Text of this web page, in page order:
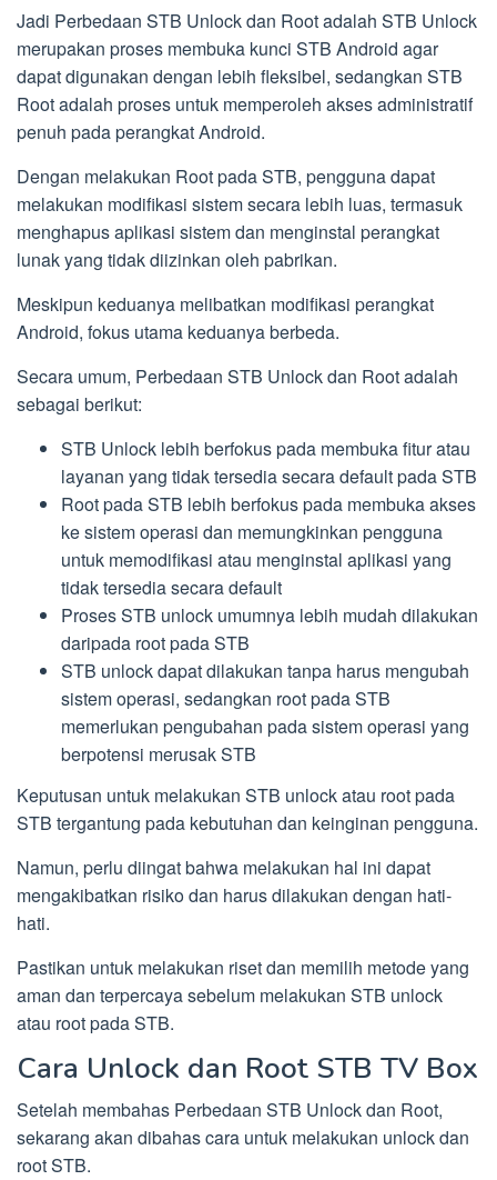
Jadi Perbedaan STB Unlock dan Root adalah STB Unlock
merupakan proses membuka kunci STB Android agar
dapat digunakan dengan lebih fleksibel, sedangkan STB
Root adalah proses untuk memperoleh akses administratif
penuh pada perangkat Android.
Dengan melakukan Root pada STB, pengguna dapat
melakukan modifikasi sistem secara lebih luas, termasuk
menghapus aplikasi sistem dan menginstal perangkat
lunak yang tidak diizinkan oleh pabrikan.
Meskipun keduanya melibatkan modifikasi perangkat
Android, fokus utama keduanya berbeda.
Secara umum, Perbedaan STB Unlock dan Root adalah
sebagai berikut:
STB Unlock lebih berfokus pada membuka fitur atau
layanan yang tidak tersedia secara default pada STB
Root pada STB lebih berfokus pada membuka akses
ke sistem operasi dan memungkinkan pengguna
untuk memodifikasi atau menginstal aplikasi yang
tidak tersedia secara default
Proses STB unlock umumnya lebih mudah dilakukan
daripada root pada STB
STB unlock dapat dilakukan tanpa harus mengubah
sistem operasi, sedangkan root pada STB
memerlukan pengubahan pada sistem operasi yang
berpotensi merusak STB
Keputusan untuk melakukan STB unlock atau root pada
STB tergantung pada kebutuhan dan keinginan pengguna.
Namun, perlu diingat bahwa melakukan hal ini dapat
mengakibatkan risiko dan harus dilakukan dengan hati-
hati.
Pastikan untuk melakukan riset dan memilih metode yang
aman dan terpercaya sebelum melakukan STB unlock
atau root pada STB.
Cara Unlock dan Root STB TV Box
Setelah membahas Perbedaan STB Unlock dan Root,
sekarang akan dibahas cara untuk melakukan unlock dan
root STB.